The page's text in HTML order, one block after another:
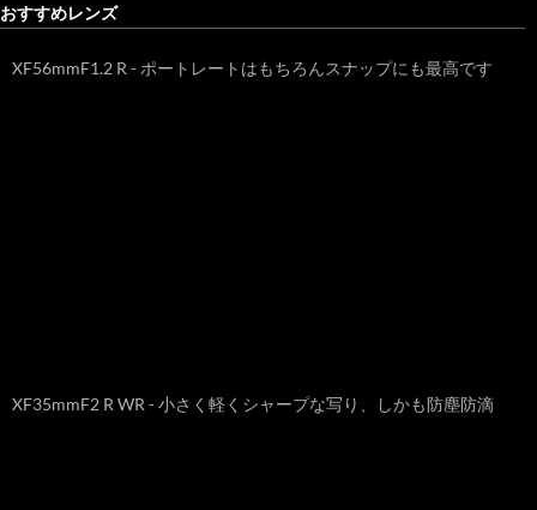
おすすめレンズ
XF56mmF1.2 R - ポートレートはもちろんスナップにも最高です
XF35mmF2 R WR - 小さく軽くシャープな写り、しかも防塵防滴